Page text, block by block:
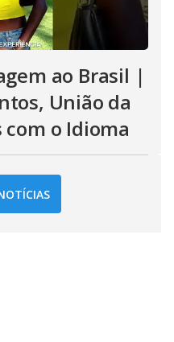
ao Brasil |
União da
com o Idioma